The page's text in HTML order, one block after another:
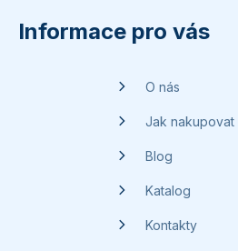
Informace pro vás
O nás
Jak nakupovat
Blog
Katalog
Kontakty